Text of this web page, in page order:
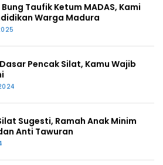
Taufik Ketum MADAS, Kami
Warga Madura
Pencak Silat, Kamu Wajib
Sugesti, Ramah Anak Minim
Anti Tawuran